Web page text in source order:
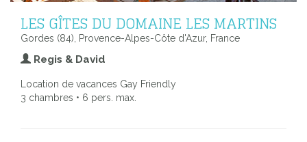
LES GÎTES DU DOMAINE LES MARTINS
Gordes (84), Provence-Alpes-Côte d'Azur, France
Regis & David
Location de vacances Gay Friendly
3 chambres • 6 pers. max.